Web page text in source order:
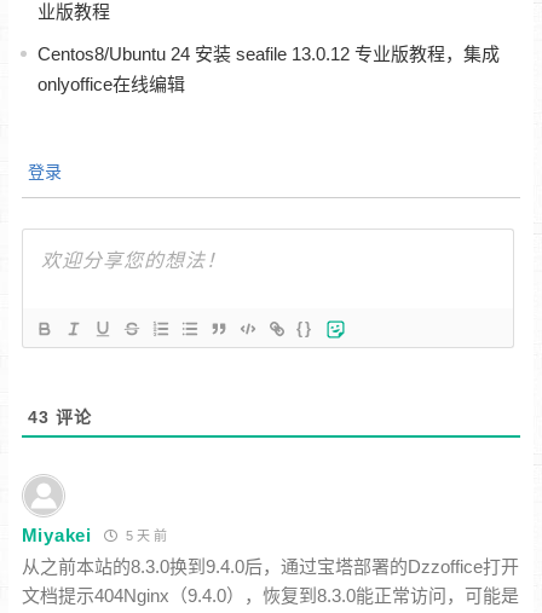
业版教程
Centos8/Ubuntu 24 安装 seafile 13.0.12 专业版教程，集成
onlyoffice在线编辑
登录
{}
43 评论
Miyakei 5 天 前
从之前本站的8.3.0换到9.4.0后，通过宝塔部署的Dzzoffice打开
文档提示404Nginx（9.4.0），恢复到8.3.0能正常访问，可能是